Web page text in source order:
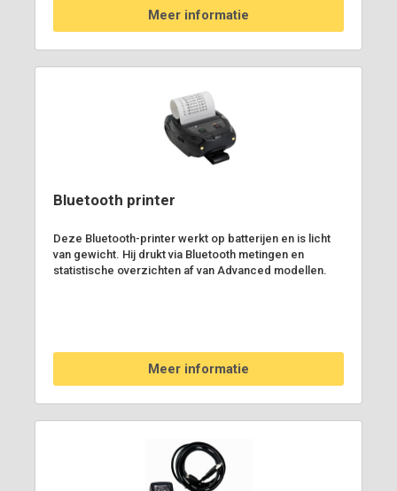
Meer informatie
Bluetooth printer
Deze Bluetooth-printer werkt op batterijen en is licht
van gewicht. Hij drukt via Bluetooth metingen en
statistische overzichten af van Advanced modellen.
Meer informatie